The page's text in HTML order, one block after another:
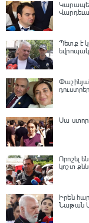
Պետք է
Սա
Որոշել
կոշտ
Իրեն
Նաթան